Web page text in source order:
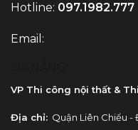
Hotline: 097.1982.777
Email:
VP Thi công nội thất &
Địa chỉ: Quận Liên Chiểu -